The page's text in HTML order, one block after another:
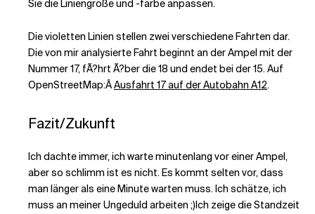
Sie die Liniengröße und -farbe anpassen.
Die violetten Linien stellen zwei verschiedene Fahrten dar.
Die von mir analysierte Fahrt beginnt an der Ampel mit der
Nummer 17, fÃ?hrt Ã?ber die 18 und endet bei der 15. Auf
OpenStreetMap:ÂAusfahrt 17 auf der Autobahn A12.
Fazit/Zukunft
Ich dachte immer, ich warte minutenlang vor einer Ampel,
aber so schlimm ist es nicht. Es kommt selten vor, dass
man länger als eine Minute warten muss. Ich schätze, ich
muss an meiner Ungeduld arbeiten ;)Ich zeige die Standzeit